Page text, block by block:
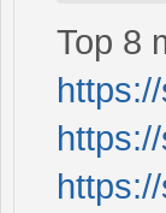
Top 8